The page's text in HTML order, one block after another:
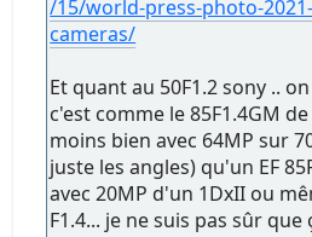
/15/world-press-photo-
cameras/
Et quant au 50F1.2 sony ..
c'est comme le 85F1.4GM
moins bien avec 64MP sur
juste les angles) qu'un EF
avec 20MP d'un 1DxII ou
F1.4... je ne suis pas sûr